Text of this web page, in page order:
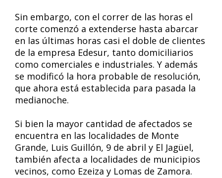
Sin embargo, con el correr de las horas el
corte comenzó a extenderse hasta abarcar
en las últimas horas casi el doble de clientes
de la empresa Edesur, tanto domiciliarios
como comerciales e industriales. Y además
se modificó la hora probable de resolución,
que ahora está establecida para pasada la
medianoche.
Si bien la mayor cantidad de afectados se
encuentra en las localidades de Monte
Grande, Luis Guillón, 9 de abril y El Jagüel,
también afecta a localidades de municipios
vecinos, como Ezeiza y Lomas de Zamora.